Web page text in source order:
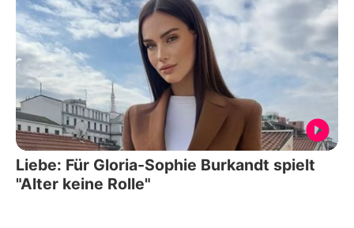
Liebe: Für Gloria-Sophie Burkandt spielt
"Alter keine Rolle"